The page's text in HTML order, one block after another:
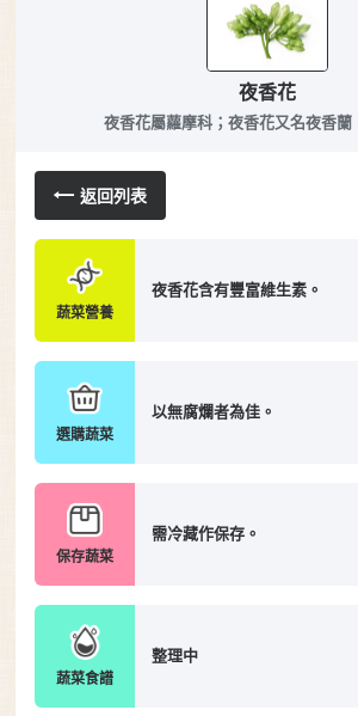
夜香花
夜香花屬蘿摩科；夜香花又名夜香蘭
返回列表
蔬菜營養
夜香花含有豐富維生素。
選購蔬菜
以無腐爛者為佳。
保存蔬菜
需冷藏作保存。
蔬菜食譜
整理中